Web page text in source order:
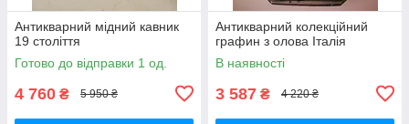
Антикварний мідний кавник
19 століття
Готово до відправки 1 од.
4 760 ₴ 5 950 ₴
Антикварний колекційний
графин з олова Італія
В наявності
3 587 ₴ 4 220 ₴